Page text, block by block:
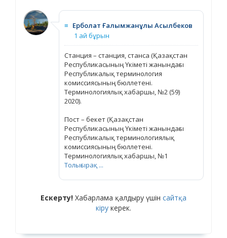
≡ Ерболат Ғалымжанұлы Асылбеков
1 ай бұрын
Станция – станция, станса (Қазақстан
Республикасының Үкіметі жанындағы
Республикалық терминология
комиссиясының бюллетені.
Терминологиялық хабаршы, №2 (59)
2020).
Пост – бекет (Қазақстан
Республикасының Үкіметі жанындағы
Республикалық терминологиялық
комиссиясының бюллетені.
Терминологиялық хабаршы, №1
Толығырақ ...
Ескерту! Хабарлама қалдыру үшін сайтқа
кіру керек.